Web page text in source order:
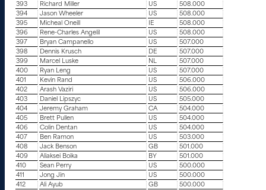
393
Richard Miller US
508.000
394
Jason Wheeler US
508.000
395
Micheal Oneill IE
508.000
396
Rene-Charles Angelil US
508.000
397
Bryan Campanello US
507.000
398
Dennis Krusch DE
507.000
399
Marcel Luske NL
507.000
400
Ryan Leng US
507.000
401
Kevin Rand US
506.000
402
Arash Vaziri US
506.000
403
Daniel Lipszyc US
505.000
404
Jeremy Graham CA
504.000
405
Brett Pullen US
504.000
406
Colin Dentan US
504.000
407
Ben Ramon US
503.000
408
Jack Benson GB
501.000
409
Aliaksei Boika BY
501.000
410
Sean Perry US
500.000
411
Jong Jin US
500.000
412
Ali Ayub GB
500.000